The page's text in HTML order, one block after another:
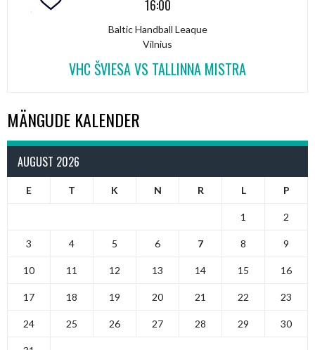
16:00
Baltic Handball Leaque
Vilnius
VHC ŠVIESA VS TALLINNA MISTRA
MÄNGUDE KALENDER
AUGUST 2026
E T K N R L P
1 2
3 4 5 6 7 8 9
10 11 12 13 14 15 16
17 18 19 20 21 22 23
24 25 26 27 28 29 30